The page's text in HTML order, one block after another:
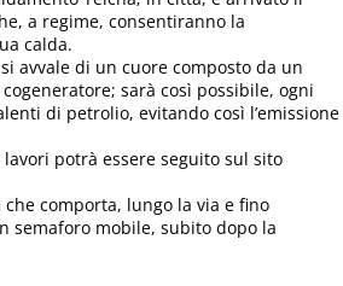
a regime, consentiranno la
calda.
avvale di un cuore composto da un
sarà così possibile, ogni
di petrolio, evitando così l’emissione
potrà essere seguito sul sito
comporta, lungo la via e fino
semaforo mobile, subito dopo la